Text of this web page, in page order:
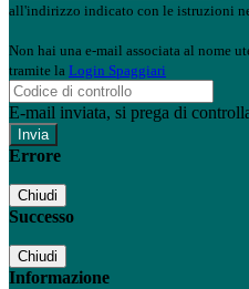
all'indirizzo indicato con le istruzioni
Non hai una e-mail associata al nome
tramite la Login Spaggiari
E-mail inviata, si prega di
Errore
Chiudi
Successo
Chiudi
Informazione